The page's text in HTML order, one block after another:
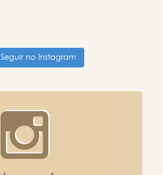
Seguir no Instagram